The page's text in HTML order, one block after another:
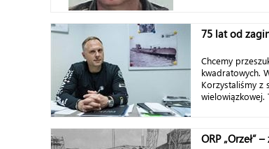
75 lat od
Chcemy
kwadratowych.
Korzystaliśmy z
wielowiązkowej.
ORP „Orzeł”